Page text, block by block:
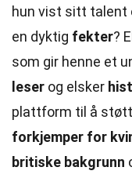
hun vist sitt talent
en dyktig fekter?
som gir henne et
leser og elsker
plattform til å
forkjemper for
britiske bakgrunn